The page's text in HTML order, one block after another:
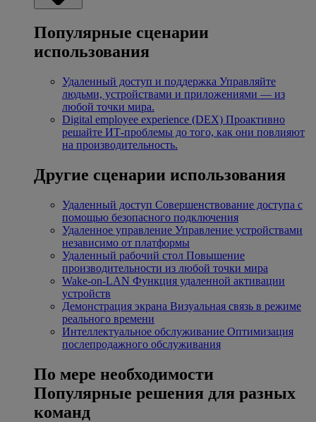
Популярные сценарии
использования
Удаленный доступ и поддержка Управляйте
людьми, устройствами и приложениями — из
любой точки мира.
Digital employee experience (DEX) Проактивно
решайте ИТ-проблемы до того, как они повлияют
на производительность.
Другие сценарии использования
Удаленный доступ Совершенствование доступа с
помощью безопасного подключения
Удаленное управление Управление устройствами
независимо от платформы
Удаленный рабочий стол Повышение
производительности из любой точки мира
Wake-on-LAN Функция удаленной активации
устройств
Демонстрация экрана Визуальная связь в режиме
реального времени
Интеллектуальное обслуживание Оптимизация
послепродажного обслуживания
По мере необходимости
Популярные решения для разных
команд